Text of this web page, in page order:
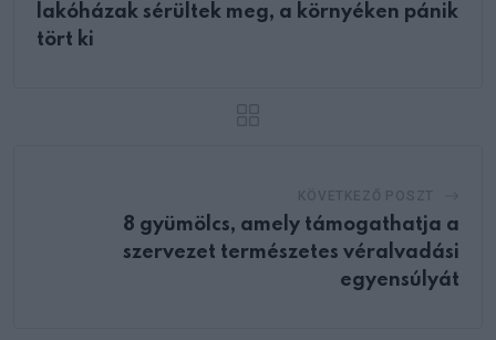
lakóházak sérültek meg, a környéken pánik
tört ki
8 gyümölcs, amely támogathatja a
szervezet természetes véralvadási
egyensúlyát